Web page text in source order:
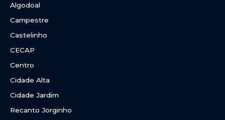
Algodoal
Campestre
Castelinho
CECAP
Centro
Cidade Alta
Cidade Jardim
Recanto Jorginho